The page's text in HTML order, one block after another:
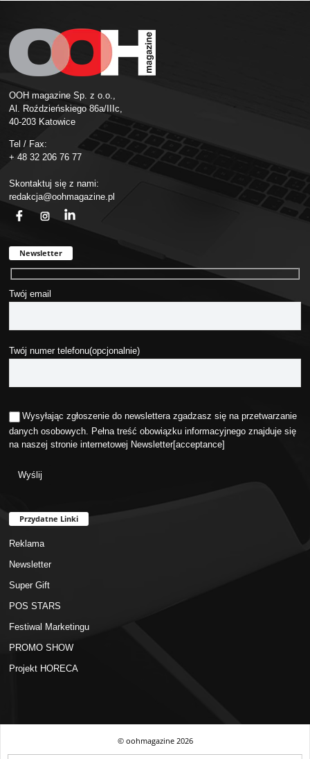
OOH magazine Sp. z o.o.,
Al. Roździeńskiego 86a/IIIc,
40-203 Katowice
Tel / Fax:
+ 48 32 206 76 77
Skontaktuj się z nami:
redakcja@oohmagazine.pl
Newsletter
Twój email
Twój numer telefonu(opcjonalnie)
Wysyłając zgłoszenie do newslettera zgadzasz się na przetwarzanie
danych osobowych. Pełna treść obowiązku informacyjnego znajduje się
na naszej stronie internetowej Newsletter[acceptance]
Przydatne Linki
Reklama
Newsletter
Super Gift
POS STARS
Festiwal Marketingu
PROMO SHOW
Projekt HORECA
© oohmagazine2026